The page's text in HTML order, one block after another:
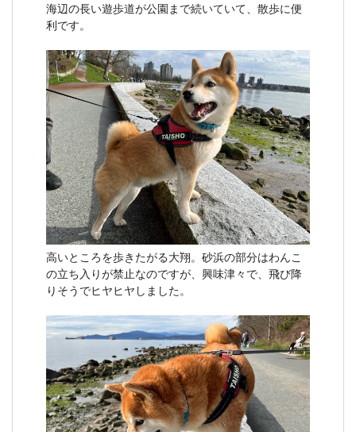
海辺の長い遊歩道が公園まで続いていて、散歩に便
利です。
高いところを歩きたがる大翔。砂浜の部分はわんこ
の立ち入りが禁止なのですが、興味津々で、飛び降
りそうでヒヤヒヤしました。